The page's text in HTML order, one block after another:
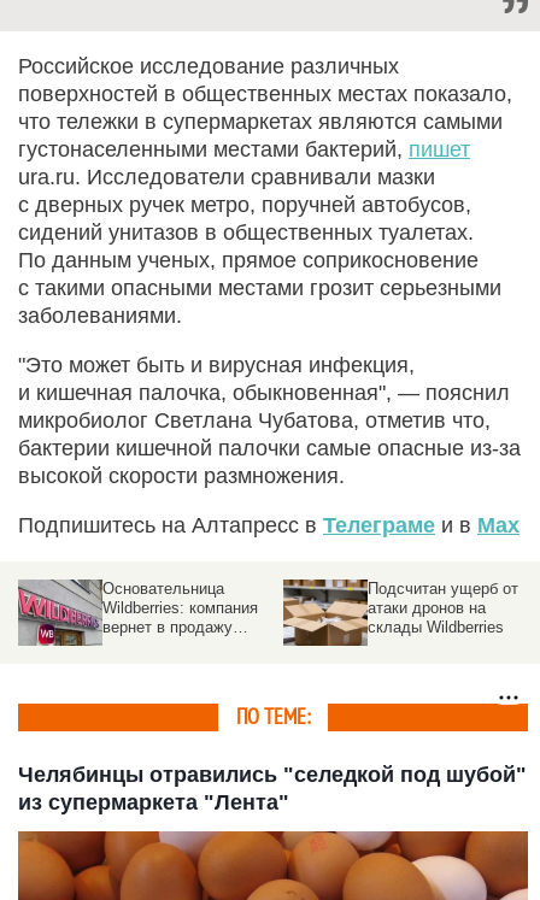
Российское исследование различных
поверхностей в общественных местах показало,
что тележки в супермаркетах являются самыми
густонаселенными местами бактерий, пишет
ura.ru. Исследователи сравнивали мазки
с дверных ручек метро, поручней автобусов,
сидений унитазов в общественных туалетах.
По данным ученых, прямое соприкосновение
с такими опасными местами грозит серьезными
заболеваниями.
"Это может быть и вирусная инфекция,
и кишечная палочка, обыкновенная", — пояснил
микробиолог Светлана Чубатова, отметив что,
бактерии кишечной палочки самые опасные из-за
высокой скорости размножения.
Подпишитесь на Алтапресс в Телеграме и в Max
Основательница
Wildberries: компания
вернет в продажу
Подсчитан ущерб от
атаки дронов на
склады Wildberries
ПО ТЕМЕ:
Челябинцы отравились "селедкой под шубой"
из супермаркета "Лента"